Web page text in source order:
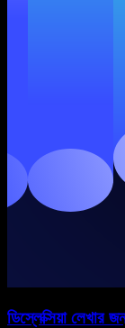
ডিস্লেক্সিয়া লেখার